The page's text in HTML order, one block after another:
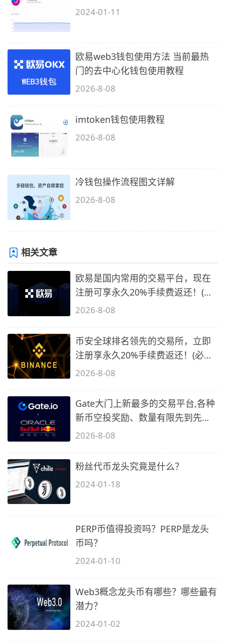
2024-01-11
欧易web3钱包使用方法 当前最热
门的去中心化钱包使用教程
2026-8-08
imtoken钱包使用教程
2026-8-08
冷钱包操作流程图文详解
2026-8-08
相关文章
欧易是国内常用的交易平台，现在
注册可享永久20%手续费返还！(必
备1)
2026-8-08
币安全球排名领先的交易所，立即
注册享永久20%手续费返还！(必备
2)
2026-8-08
Gate大门上新最多的交易平台,各种
新币空投奖励、数量有限先到先
得…
2026-8-08
粉丝代币龙头究竟是什么？
2024-01-18
PERP币值得投资吗？PERP是龙头
币吗？
2024-01-10
Web3概念龙头币有哪些？哪些最有
潜力？
2024-01-02